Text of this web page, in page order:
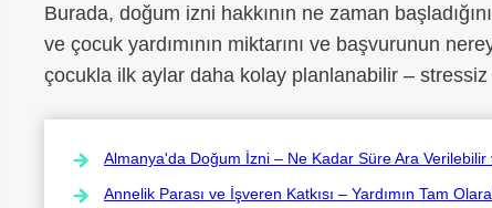
Burada, doğum izni hakkının ne zaman
ve çocuk yardımının miktarını ve başvurunun
çocukla ilk aylar daha kolay planlanabilir –
Almanya'da Doğum İzni – Ne Kadar Süre Ara Verilebilir
Annelik Parası ve İşveren Katkısı – Yardımın Tam